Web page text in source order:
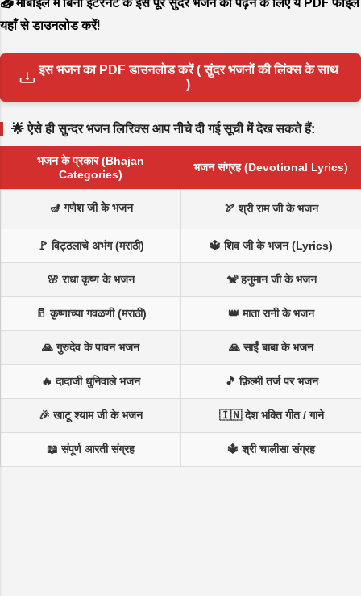
यहाँ से डाउनलोड करें!
इस भजन का PDF डाउनलोड करें ( सुंदर भजनों की लिंक्स के साथ
)
🌟 ऐसे ही सुन्दर भजन लिरिक्स आप नीचे दी गई सूची में देख सकते हैं:
भजन के प्रकार (Bhajan
Categories)
भजन संग्रह (Devotional Lyrics)
🪔 गणेश जी के भजन 🏹 श्री राम जी के भजन
🚩 विट्ठलाचे अभंग (मराठी) 🔱 शिव जी के भजन (Lyrics)
🌸 राधा कृष्ण के भजन 🐒 हनुमान जी के भजन
🥛 कृष्णाच्या गवळणी (मराठी) 👑 माता रानी के भजन
🙏 गुरुदेव के पावन भजन 🙏 साईं बाबा के भजन
🔥 दादाजी धुनिवाले भजन 🎵 फ़िल्मी तर्ज पर भजन
🎉 खाटू श्याम जी के भजन 🇮🇳 देश भक्ति गीत / गाने
📖 संपूर्ण आरती संग्रह 🔱 श्री चालीसा संग्रह